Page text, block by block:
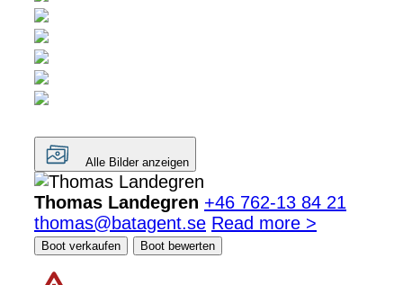
Alle Bilder anzeigen
Thomas Landegren +46 762-13 84 21
thomas@batagent.se Read more >
Boot verkaufen Boot bewerten